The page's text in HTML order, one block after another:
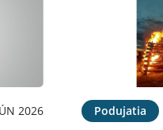
2026 Podujatia